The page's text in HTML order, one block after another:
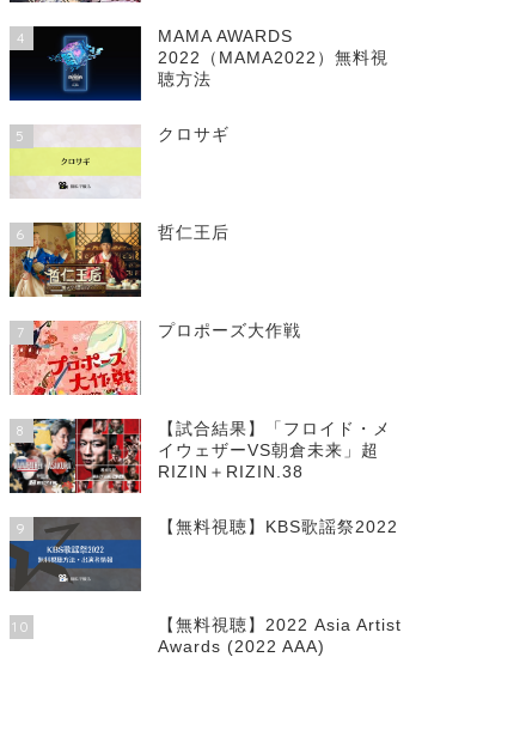
4
MAMA AWARDS
2022（MAMA2022）無料視
聴方法
5 クロサギ
6 哲仁王后
7 プロポーズ大作戦
8
【試合結果】「フロイド・メ
イウェザーVS朝倉未来」超
RIZIN＋RIZIN.38
9 【無料視聴】KBS歌謡祭2022
10
【無料視聴】2022 Asia Artist
Awards (2022 AAA)